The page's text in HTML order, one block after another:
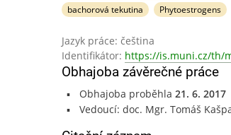
bachorová tekutina
Phytoestrogens
Jazyk práce: čeština
Identifikátor: https://is.muni.cz/th/
Obhajoba závěrečné práce
Obhajoba proběhla 21. 6. 2017
Vedoucí: doc. Mgr. Tomáš